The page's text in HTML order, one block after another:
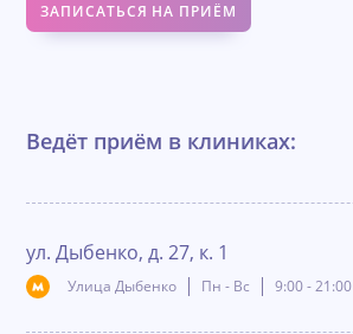
ЗАПИСАТЬСЯ НА ПРИЁМ
Ведёт приём в клиниках:
ул. Дыбенко, д. 27, к. 1
Улица Дыбенко Пн - Вс 9:00 - 21:00